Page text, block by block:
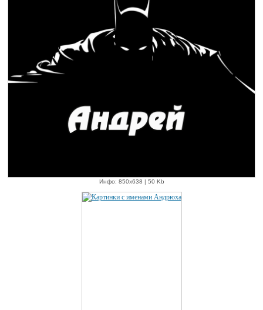
Инфо: 850х638 | 50 Kb